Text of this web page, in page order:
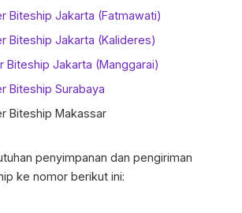
Biteship Jakarta (Fatmawati)
Biteship Jakarta (Kalideres)
Biteship Jakarta (Manggarai)
Biteship Surabaya
Biteship Makassar
penyimpanan dan pengiriman
ke nomor berikut ini: